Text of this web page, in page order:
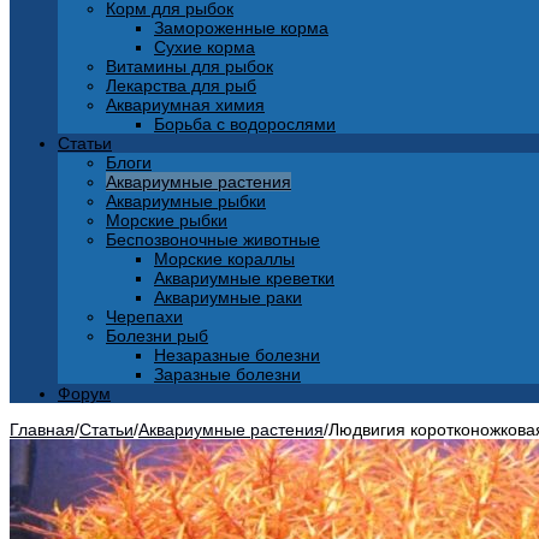
Корм для рыбок
Замороженные корма
Сухие корма
Витамины для рыбок
Лекарства для рыб
Аквариумная химия
Борьба с водорослями
Статьи
Блоги
Аквариумные растения
Аквариумные рыбки
Морские рыбки
Беспозвоночные животные
Морские кораллы
Аквариумные креветки
Аквариумные раки
Черепахи
Болезни рыб
Незаразные болезни
Заразные болезни
Форум
Главная/Статьи/Аквариумные растения/Людвигия